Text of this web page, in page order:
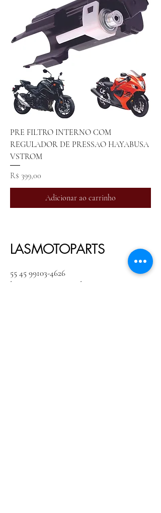
PRE FILTRO INTERNO COM
REGULADOR DE PRESSAO HAYABUSA
VSTROM
Preço
R$ 399,00
Adicionar ao carrinho
LASMOTOPARTS
55 45 99103-4626
lasmoto2008@gmail.com